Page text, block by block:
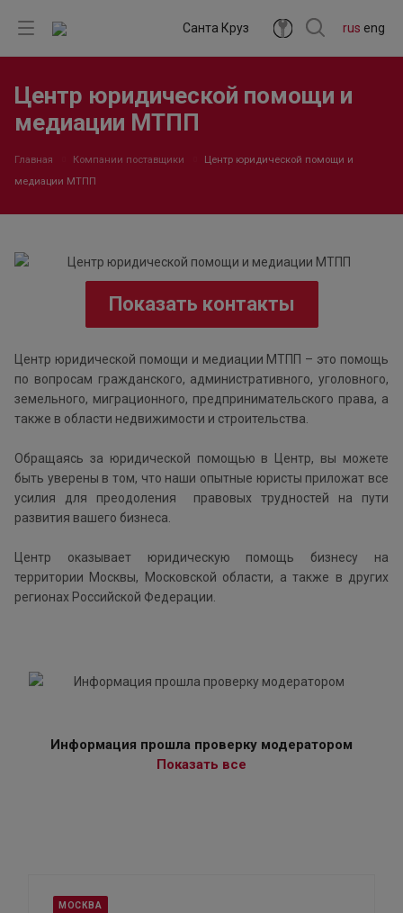
rus eng
Санта Круз
Центр юридической помощи и
медиации МТПП
Главная Компании поставщики
Центр юридической помощи и
медиации МТПП
Показать контакты
Центр юридической помощи и медиации МТПП – это помощь
по вопросам гражданского, административного, уголовного,
земельного, миграционного, предпринимательского права, а
также в области недвижимости и строительства.
Обращаясь за юридической помощью в Центр, вы можете
быть уверены в том, что наши опытные юристы приложат все
усилия для преодоления правовых трудностей на пути
развития вашего бизнеса.
Центр оказывает юридическую помощь бизнесу на
территории Москвы, Московской области, а также в других
регионах Российской Федерации.
Информация прошла проверку модератором
Показать все
МОСКВА